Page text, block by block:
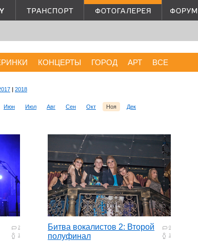
КОНЦЕРТЫ ГОРОД АРТ ВСЕ
| 2018
Июн Июл Авг Сен Окт Ноя Дек
2
1
0
1
Битва вокалистов 2: Второй
полуфинал